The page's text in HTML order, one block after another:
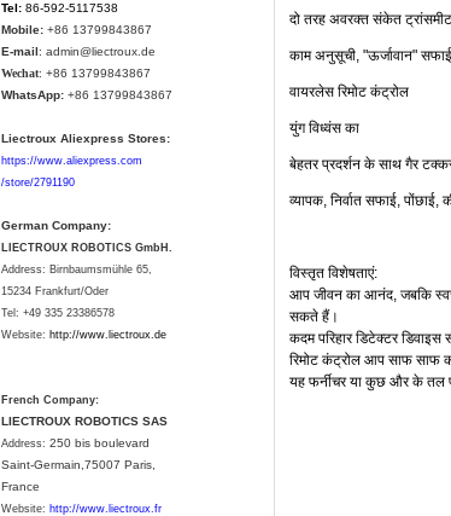
Tel:86-592-5117538
Mobile:+86 13799843867
E-mail: admin@liectroux.de
Wechat: +86 13799843867
WhatsApp:+86 13799843867
Liectroux Aliexpress Stores:
https://www.aliexpress.com
/store/2791190
German Company:
LIECTROUX ROBOTICS GmbH.
Address: Birnbaumsmühle 65,
15234 Frankfurt/Oder
Tel: +49 335 23386578
Website: http://www.liectroux.de
French Company:
LIECTROUX ROBOTICS SAS
Address: 250 bis boulevard
Saint-Germain,75007 Paris,
France
Website: http://www.liectroux.fr
दो तरह अवरक्त संकेत
काम अनुसूची, "ऊर्जावान" सफाई
वायरलेस रिमोट कंट्रोल
युंग विध्वंस का
बेहतर प्रदर्शन के साथ गैर
व्यापक, निर्वात सफाई, पोंछाई,
विस्तृत विशेषताएं:
आप जीवन का आनंद, जबकि
सकते हैं।
कदम परिहार डिटेक्टर डिवाइस
रिमोट कंट्रोल आप साफ साफ
यह फर्नीचर या कुछ और के तल